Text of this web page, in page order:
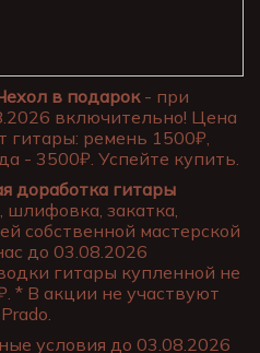
в подарок- при
включительно! Цена
гитары: ремень 1500₽,
- 3500₽. Успейте купить.
доработка гитары
шлифовка, закатка,
собственной мастерской
до 03.08.2026
гитары купленной не
* В акции не участвуют
условия до 03.08.2026